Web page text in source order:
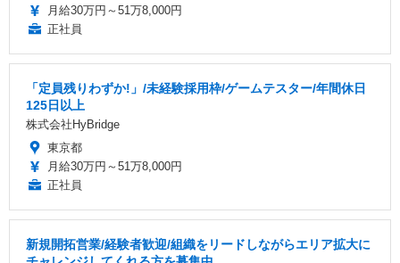
月給30万円～51万8,000円
正社員
「定員残りわずか!」/未経験採用枠/ゲームテスター/年間休日
125日以上
株式会社HyBridge
東京都
月給30万円～51万8,000円
正社員
新規開拓営業/経験者歓迎/組織をリードしながらエリア拡大に